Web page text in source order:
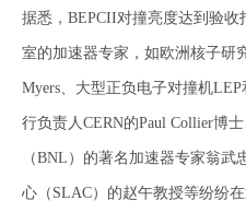
据悉，BEPCII对撞亮度达到验
室的加速器专家，如欧洲核子研
Myers、大型正负电子对撞机
行负责人CERN的Paul Collier博
（BNL）的著名加速器专家翁
心（SLAC）的赵午教授等纷纷